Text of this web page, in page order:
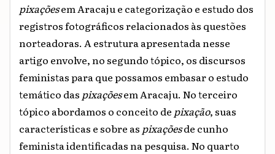
pixaçõesem Aracaju e categorização e estudo dos
registros fotográficos relacionados às questões
norteadoras. A estrutura apresentada nesse
artigo envolve, no segundo tópico, os discursos
feministas para que possamos embasar o estudo
temático das pixaçõesem Aracaju. No terceiro
tópico abordamos o conceito de pixação, suas
características e sobre as pixaçõesde cunho
feminista identificadas na pesquisa. No quarto